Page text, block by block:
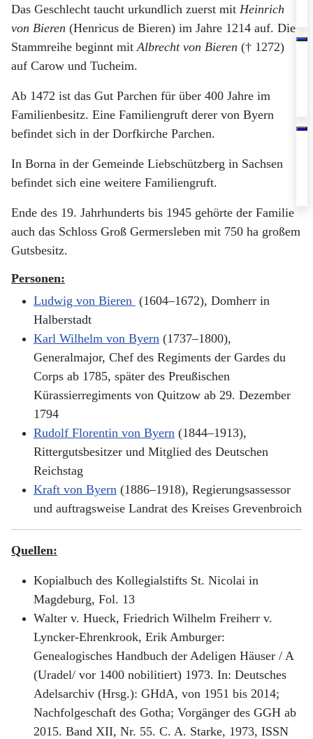
Das Geschlecht taucht urkundlich zuerst mit Heinrich
von Bieren (Henricus de Bieren) im Jahre 1214 auf. Die
Stammreihe beginnt mit Albrecht von Bieren († 1272)
auf Carow und Tucheim.
Ab 1472 ist das Gut Parchen für über 400 Jahre im
Familienbesitz. Eine Familiengruft derer von Byern
befindet sich in der Dorfkirche Parchen.
In Borna in der Gemeinde Liebschützberg in Sachsen
befindet sich eine weitere Familiengruft.
Ende des 19. Jahrhunderts bis 1945 gehörte der Familie
auch das Schloss Groß Germersleben mit 750 ha großem
Gutsbesitz.
Personen:
Ludwig von Bieren (1604–1672), Domherr in
Halberstadt
Karl Wilhelm von Byern (1737–1800),
Generalmajor, Chef des Regiments der Gardes du
Corps ab 1785, später des Preußischen
Kürassierregiments von Quitzow ab 29. Dezember
1794
Rudolf Florentin von Byern (1844–1913),
Rittergutsbesitzer und Mitglied des Deutschen
Reichstag
Kraft von Byern (1886–1918), Regierungsassessor
und auftragsweise Landrat des Kreises Grevenbroich
Quellen:
Kopialbuch des Kollegialstifts St. Nicolai in
Magdeburg, Fol. 13
Walter v. Hueck, Friedrich Wilhelm Freiherr v.
Lyncker-Ehrenkrook, Erik Amburger:
Genealogisches Handbuch der Adeligen Häuser / A
(Uradel/ vor 1400 nobilitiert) 1973. In: Deutsches
Adelsarchiv (Hrsg.): GHdA, von 1951 bis 2014;
Nachfolgeschaft des Gotha; Vorgänger des GGH ab
2015. Band XII, Nr. 55. C. A. Starke, 1973, ISSN